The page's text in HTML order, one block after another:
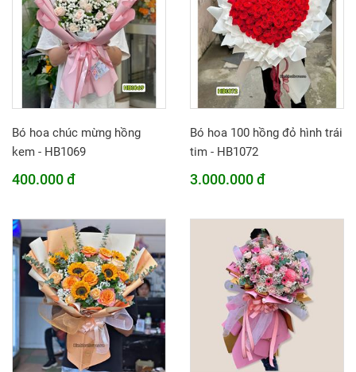
Bó hoa chúc mừng hồng
kem - HB1069
400.000 đ
Bó hoa 100 hồng đỏ hình trái
tim - HB1072
3.000.000 đ